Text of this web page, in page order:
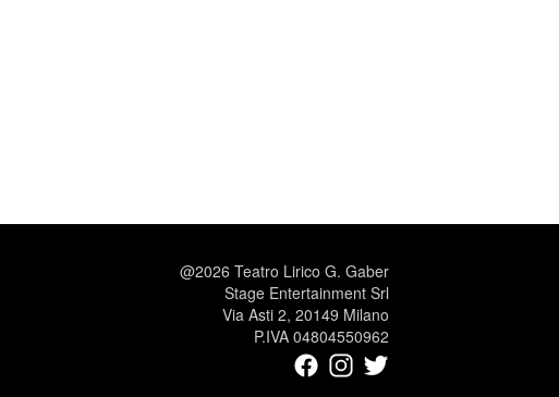
@2026 Teatro Lirico G. Gaber
Stage Entertainment Srl
Via Asti 2, 20149 Milano
P.IVA 04804550962